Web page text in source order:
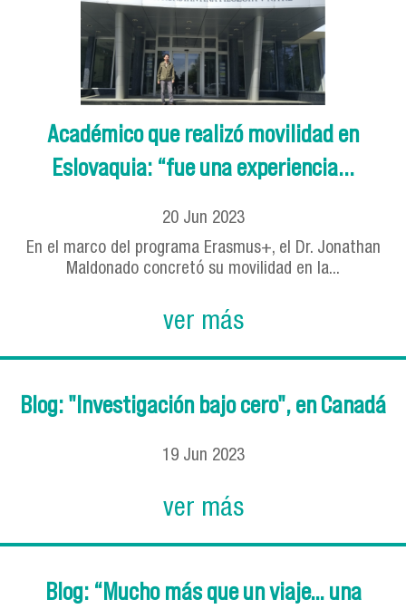
Académico que realizó movilidad en
Eslovaquia: “fue una experiencia...
20 Jun 2023
En el marco del programa Erasmus+, el Dr. Jonathan
Maldonado concretó su movilidad en la...
ver más
Blog: "Investigación bajo cero", en Canadá
19 Jun 2023
ver más
Blog: “Mucho más que un viaje… una